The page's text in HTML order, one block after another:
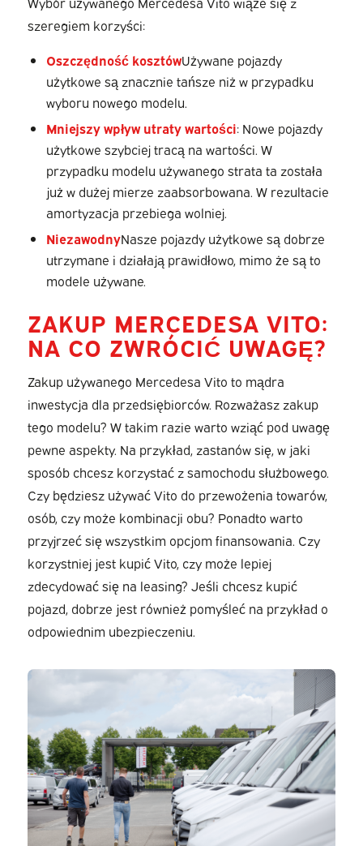
szeregiem korzyści:
Oszczędność kosztówUżywane pojazdy
użytkowe są znacznie tańsze niż w przypadku
wyboru nowego modelu.
Mniejszy wpływ utraty wartości: Nowe pojazdy
użytkowe szybciej tracą na wartości. W
przypadku modelu używanego strata ta została
już w dużej mierze zaabsorbowana. W rezultacie
amortyzacja przebiega wolniej.
NiezawodnyNasze pojazdy użytkowe są dobrze
utrzymane i działają prawidłowo, mimo że są to
modele używane.
ZAKUP MERCEDESA VITO:
NA CO ZWRÓCIĆ UWAGĘ?
Zakup używanego Mercedesa Vito to mądra
inwestycja dla przedsiębiorców. Rozważasz zakup
tego modelu? W takim razie warto wziąć pod uwagę
pewne aspekty. Na przykład, zastanów się, w jaki
sposób chcesz korzystać z samochodu służbowego.
Czy będziesz używać Vito do przewożenia towarów,
osób, czy może kombinacji obu? Ponadto warto
przyjrzeć się wszystkim opcjom finansowania. Czy
korzystniej jest kupić Vito, czy może lepiej
zdecydować się na leasing? Jeśli chcesz kupić
pojazd, dobrze jest również pomyśleć na przykład o
odpowiednim ubezpieczeniu.